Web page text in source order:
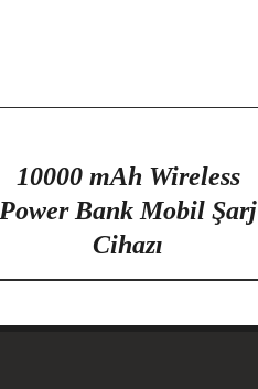
10000 mAh Wireless
Power Bank Mobil Şarj
Cihazı